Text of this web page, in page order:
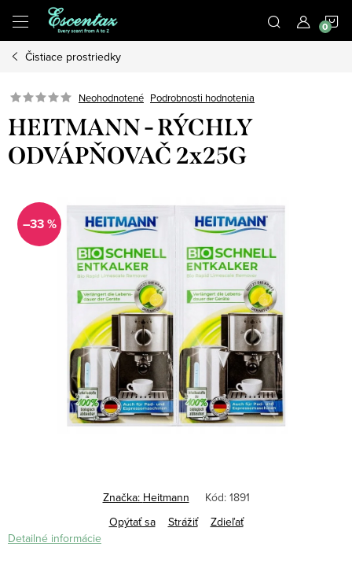
obsah
Čistiace prostriedky
Neohodnotené Podrobnosti hodnotenia
HEITMANN - RÝCHLY
ODVÁPŇOVAČ 2x25G
–33 %
Detailné informácie
Značka: Heitmann Kód: 1891
Opýtať sa
Strážiť Zdieľať